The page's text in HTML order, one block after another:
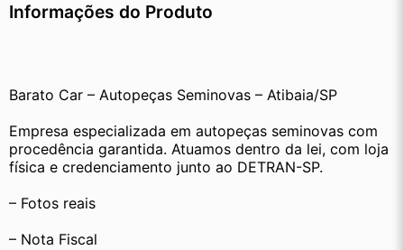
Informações do Produto
Barato Car – Autopeças Seminovas – Atibaia/SP
Empresa especializada em autopeças seminovas com
procedência garantida. Atuamos dentro da lei, com loja
física e credenciamento junto ao DETRAN-SP.
– Fotos reais
– Nota Fiscal